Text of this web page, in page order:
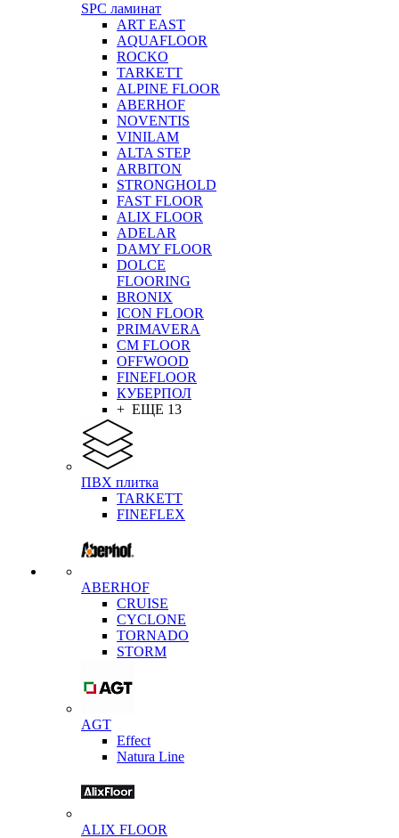
SPC ламинат
ART EAST
AQUAFLOOR
ROCKO
TARKETT
ALPINE FLOOR
ABERHOF
NOVENTIS
VINILAM
ALTA STEP
ARBITON
STRONGHOLD
FAST FLOOR
ALIX FLOOR
ADELAR
DAMY FLOOR
DOLCE
FLOORING
BRONIX
ICON FLOOR
PRIMAVERA
CM FLOOR
OFFWOOD
FINEFLOOR
КУБЕРПОЛ
+ ЕЩЕ 13
ПВХ плитка
TARKETT
FINEFLEX
ABERHOF
CRUISE
CYCLONE
TORNADO
STORM
AGT
Effect
Natura Line
ALIX FLOOR